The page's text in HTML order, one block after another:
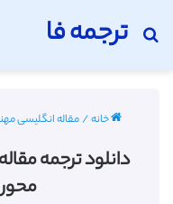
ترجمه فا
جستجو برای
خانه/مقاله انگلیسی
دانلود ترجمه
محور –